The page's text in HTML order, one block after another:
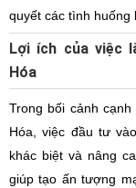
quyết các tình huống
Lợi ích của việc
Hóa
Trong bối cảnh
Hóa, việc đầu tư
khác biệt và nâng
giúp tạo ấn tượng